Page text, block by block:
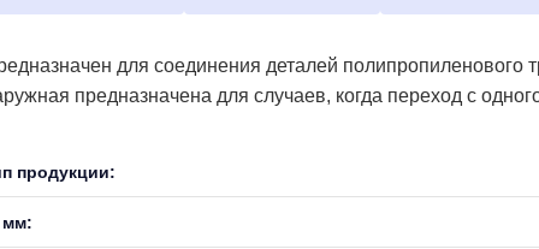
для соединения деталей полипропиленового
предназначена для случаев, когда переход с
продукции:
мм: